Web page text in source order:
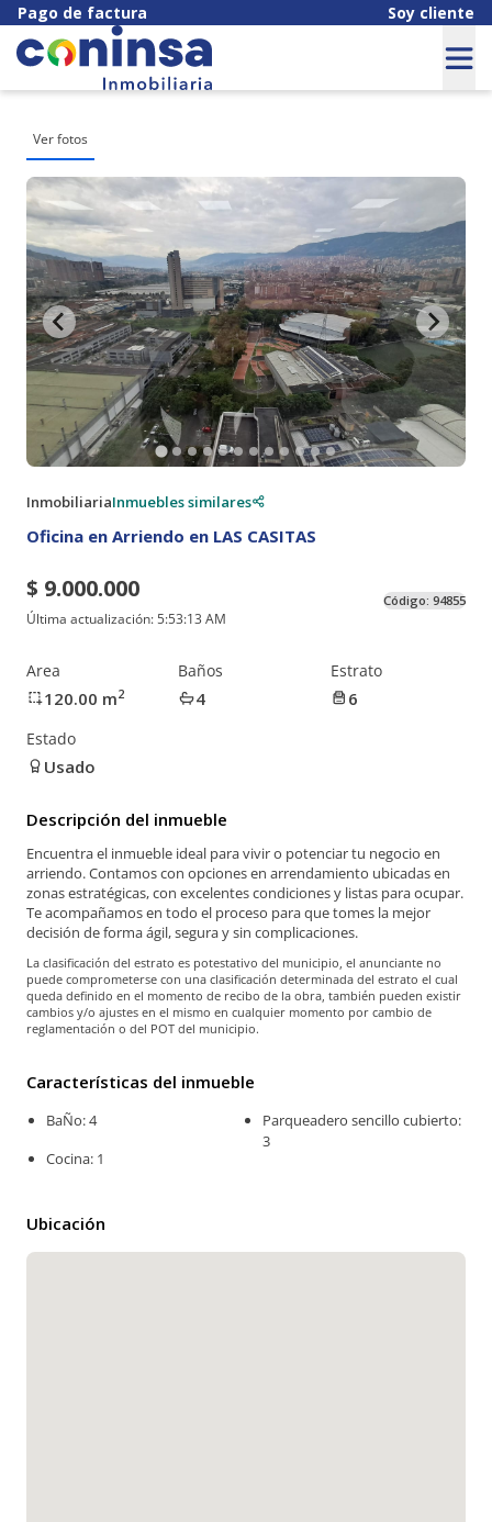
Pago de factura Soy cliente
Ver fotos
InmobiliariaInmuebles similares
Oficina en Arriendo en LAS CASITAS
$ 9.000.000
Última actualización:5:53:13 AM
Código: 94855
Area
120.00 m2
Baños
4
Estrato
6
Estado
Usado
Descripción del inmueble
Encuentra el inmueble ideal para vivir o potenciar tu negocio en
arriendo. Contamos con opciones en arrendamiento ubicadas en
zonas estratégicas, con excelentes condiciones y listas para ocupar.
Te acompañamos en todo el proceso para que tomes la mejor
decisión de forma ágil, segura y sin complicaciones.
La clasificación del estrato es potestativo del municipio, el anunciante no
puede comprometerse con una clasificación determinada del estrato el cual
queda definido en el momento de recibo de la obra, también pueden existir
cambios y/o ajustes en el mismo en cualquier momento por cambio de
reglamentación o del POT del municipio.
Características del inmueble
BaÑo: 4
Cocina: 1
Parqueadero sencillo cubierto:
3
Ubicación